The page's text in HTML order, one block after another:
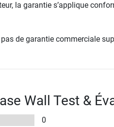
la garantie s’applique
de garantie commerciale
Wall Test &
0